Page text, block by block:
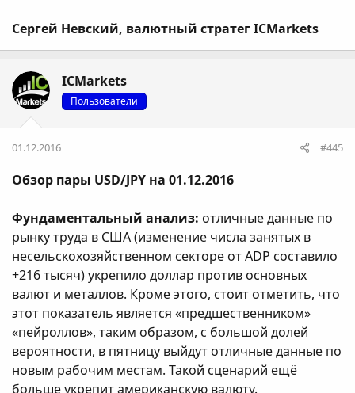
Сергей Невский, валютный стратег ICMarkets
ICMarkets
Пользователи
01.12.2016 #445
Обзор пары USD/JPY на 01.12.2016
Фундаментальный анализ: отличные данные по
рынку труда в США (изменение числа занятых в
несельскохозяйственном секторе от ADP составило
+216 тысяч) укрепило доллар против основных
валют и металлов. Кроме этого, стоит отметить, что
этот показатель является «предшественником»
«пейроллов», таким образом, с большой долей
вероятности, в пятницу выйдут отличные данные по
новым рабочим местам. Такой сценарий ещё
больше укрепит американскую валюту.